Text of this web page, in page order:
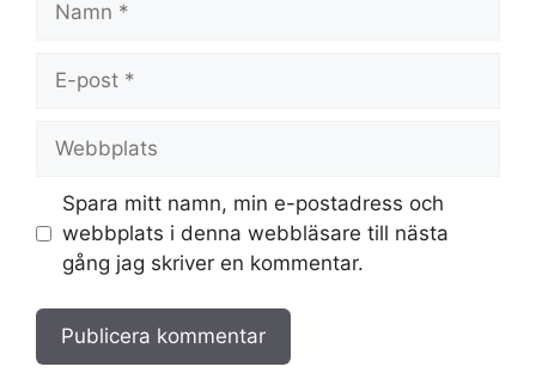
post
Spara mitt namn, min e-postadress och
webbplats i denna webbläsare till nästa
gång jag skriver en kommentar.